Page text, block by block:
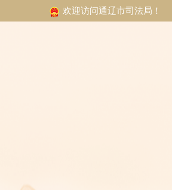
欢迎访问通辽市司法局！